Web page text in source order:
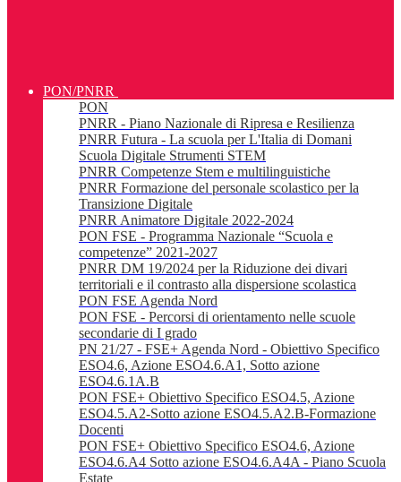
PON/PNRR
PON
PNRR - Piano Nazionale di Ripresa e Resilienza
PNRR Futura - La scuola per L'Italia di Domani
Scuola Digitale Strumenti STEM
PNRR Competenze Stem e multilinguistiche
PNRR Formazione del personale scolastico per la
Transizione Digitale
PNRR Animatore Digitale 2022-2024
PON FSE - Programma Nazionale “Scuola e
competenze” 2021-2027
PNRR DM 19/2024 per la Riduzione dei divari
territoriali e il contrasto alla dispersione scolastica
PON FSE Agenda Nord
PON FSE - Percorsi di orientamento nelle scuole
secondarie di I grado
PN 21/27 - FSE+ Agenda Nord - Obiettivo Specifico
ESO4.6, Azione ESO4.6.A1, Sotto azione
ESO4.6.1A.B
PON FSE+ Obiettivo Specifico ESO4.5, Azione
ESO4.5.A2-Sotto azione ESO4.5.A2.B-Formazione
Docenti
PON FSE+ Obiettivo Specifico ESO4.6, Azione
ESO4.6.A4 Sotto azione ESO4.6.A4A - Piano Scuola
Estate